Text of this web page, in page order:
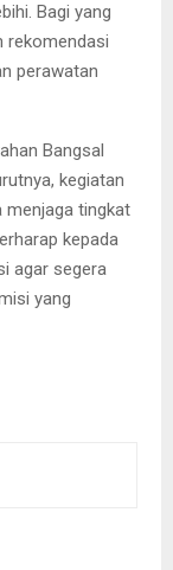
Bagi yang
rekomendasi
perawatan
Bangsal
kegiatan
menjaga tingkat
kepada
agar segera
yang